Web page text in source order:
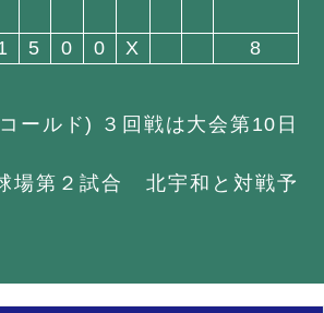
5 0 0 X 8
ールド) ３回戦は大会第10日
場第２試合 北宇和と対戦予